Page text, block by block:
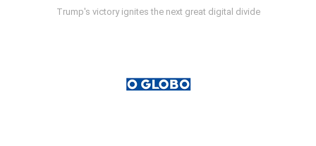
Trump's victory ignites the next great digital divide